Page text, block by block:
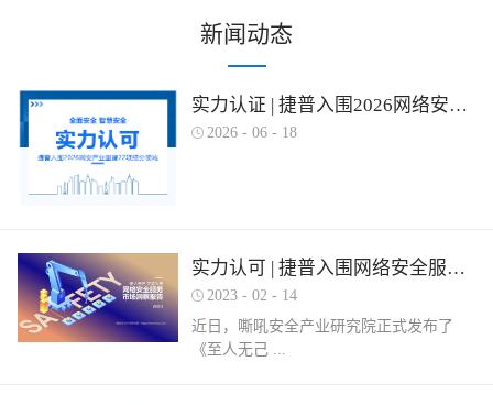
新闻动态
实力认证 | 捷普入围2026网络安全产业图谱多项细分领域！
2026 - 06 - 18
实力认可 | 捷普入围网络安全服务产业需求行为全景图谱
2023 - 02 - 14
近日，嘶吼安全产业研究院正式发布了
《至人无己 ...